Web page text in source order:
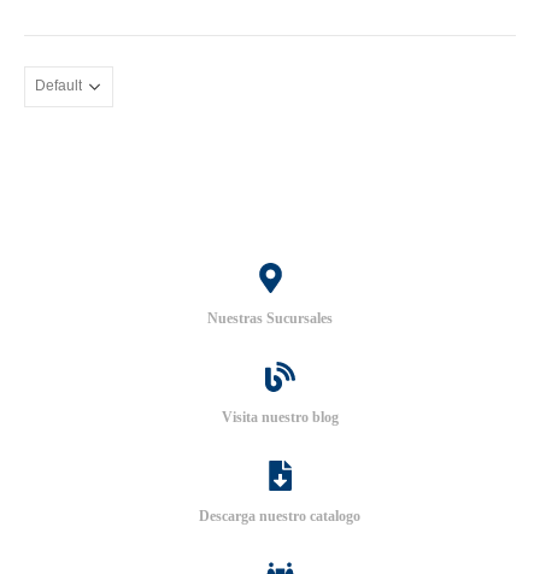
Nuestras Sucursales
Visita nuestro blog
Descarga nuestro catalogo